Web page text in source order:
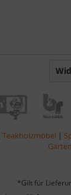
Teakholzmöbel |
*Gilt für